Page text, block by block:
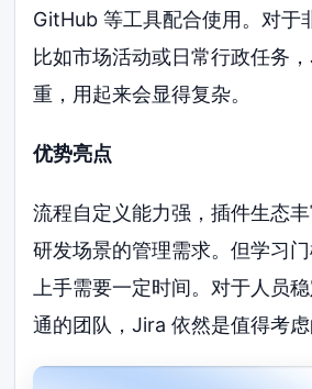
GitHub 等工具配合使用。对于
比如市场活动或日常行政任务
重，用起来会显得复杂。
优势亮点
流程自定义能力强，插件生态
研发场景的管理需求。但学习
上手需要一定时间。对于人员
通的团队，Jira 依然是值得考虑